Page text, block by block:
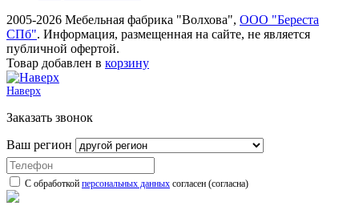
2005-2026 Мебельная фабрика "Волхова", ООО "Береста
СПб". Информация, размещенная на сайте, не является
публичной офертой.
Товар добавлен в корзину
Наверх
Заказать звонок
Ваш регион
С обработкой персональных данных согласен (согласна)